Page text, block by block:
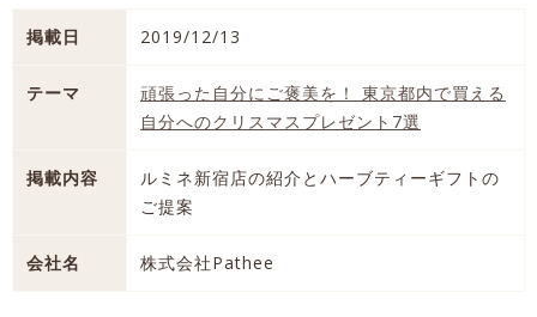
掲載日 2019/12/13
テーマ
頑張った自分にご褒美を！ 東京都内で買える
自分へのクリスマスプレゼント7選
掲載内容
ルミネ新宿店の紹介とハーブティーギフトの
ご提案
会社名 株式会社Pathee